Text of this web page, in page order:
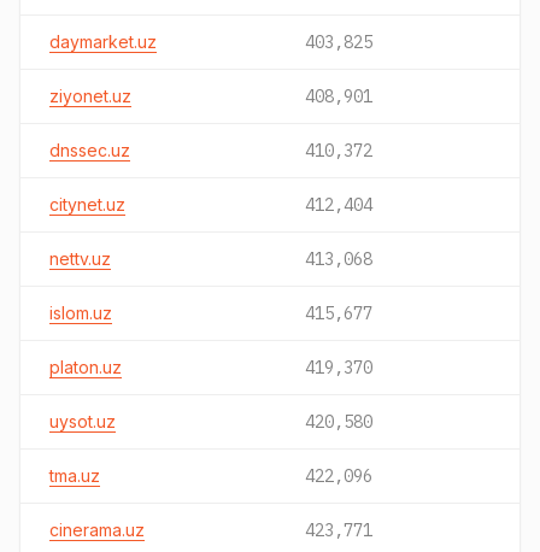
daymarket.uz 403,825
ziyonet.uz 408,901
dnssec.uz 410,372
citynet.uz 412,404
nettv.uz 413,068
islom.uz 415,677
platon.uz 419,370
uysot.uz 420,580
tma.uz 422,096
cinerama.uz 423,771